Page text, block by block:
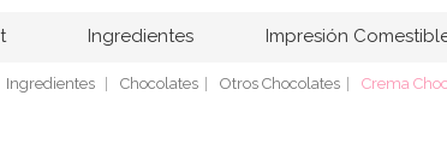
Ingredientes Impresión
Ingredientes Chocolates Otros Chocolates Crema